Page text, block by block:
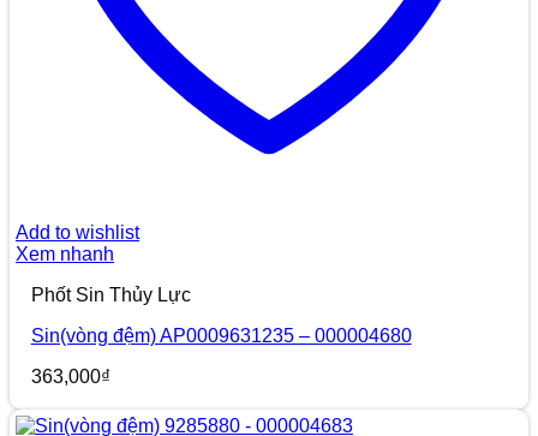
Add to wishlist
Xem nhanh
Phốt Sin Thủy Lực
Sin(vòng đệm) AP0009631235 – 000004680
363,000₫